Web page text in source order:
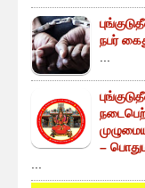
நபர்
...
–
...